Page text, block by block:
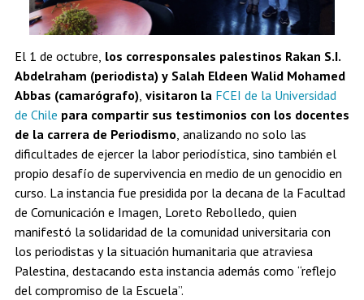
El 1 de octubre, los corresponsales palestinos Rakan S.I.
Abdelraham (periodista) y Salah Eldeen Walid Mohamed
Abbas (camarógrafo), visitaron la FCEI de la Universidad
de Chile para compartir sus testimonios con los docentes
de la carrera de Periodismo, analizando no solo las
dificultades de ejercer la labor periodística, sino también el
propio desafío de supervivencia en medio de un genocidio en
curso. La instancia fue presidida por la decana de la Facultad
de Comunicación e Imagen, Loreto Rebolledo, quien
manifestó la solidaridad de la comunidad universitaria con
los periodistas y la situación humanitaria que atraviesa
Palestina, destacando esta instancia además como “reflejo
del compromiso de la Escuela”.